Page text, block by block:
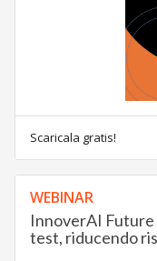
Scaricala gratis!
WEBINAR
InnoverAI
test, riducendo